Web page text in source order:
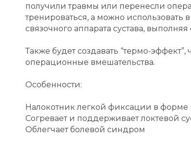
получили травмы или перенесли
тренироваться, а можно
связочного аппарата сустава,
Также будет создавать “термо-
операционные вмешательства.
Особенности:
Налокотник легкой фиксации в
Согревает и поддерживает локтевой
Облегчает болевой синдром